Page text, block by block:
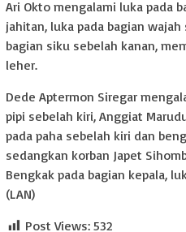
Ari Okto mengalami luka pada
jahitan, luka pada bagian
bagian siku sebelah kanan,
leher.
Dede Aptermon Siregar
pipi sebelah kiri, Anggiat
pada paha sebelah kiri dan
sedangkan korban Japet
Bengkak pada bagian kepala,
(LAN)
Post Views: 532